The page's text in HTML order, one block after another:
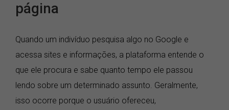
página
Quando um indivíduo pesquisa algo no Google e
acessa sites e informações, a plataforma entende o
que ele procura e sabe quanto tempo ele passou
lendo sobre um determinado assunto. Geralmente,
isso ocorre porque o usuário ofereceu,